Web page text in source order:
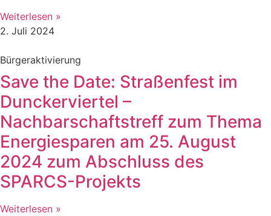
Weiterlesen »
2. Juli 2024
Bürgeraktivierung
Save the Date: Straßenfest im
Dunckerviertel –
Nachbarschaftstreff zum Thema
Energiesparen am 25. August
2024 zum Abschluss des
SPARCS-Projekts
Weiterlesen »